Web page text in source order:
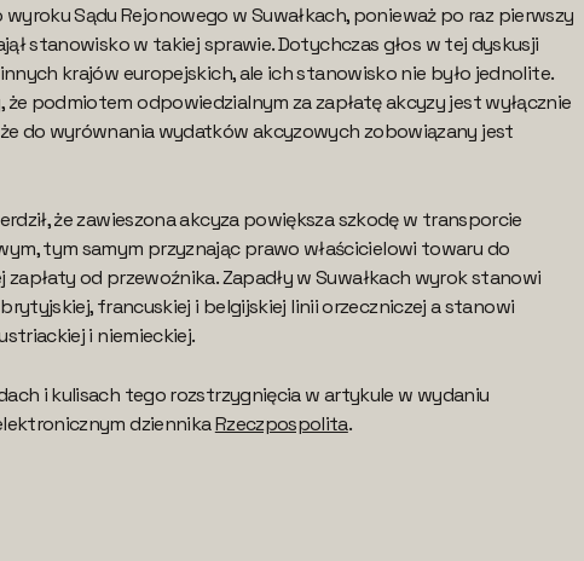
Sądu Rejonowego w Suwałkach, ponieważ po raz pierwszy
stanowisko w takiej sprawie. Dotychczas głos w tej dyskusji
krajów europejskich, ale ich stanowisko nie było jednolite.
że podmiotem odpowiedzialnym za zapłatę akcyzy jest wyłącznie
że do wyrównania wydatków akcyzowych zobowiązany jest
że zawieszona akcyza powiększa szkodę w transporcie
tym samym przyznając prawo właścicielowi towaru do
zapłaty od przewoźnika. Zapadły w Suwałkach wyrok stanowi
francuskiej i belgijskiej linii orzeczniczej a stanowi
i niemieckiej.
i kulisach tego rozstrzygnięcia w artykule w wydaniu
dziennikaRzeczpospolita.